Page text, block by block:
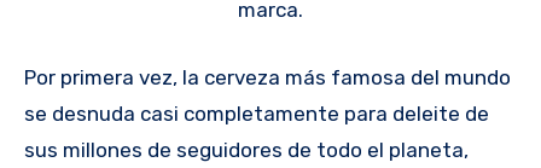
marca.
Por primera vez, la cerveza más famosa del mundo
se desnuda casi completamente para deleite de
sus millones de seguidores de todo el planeta,